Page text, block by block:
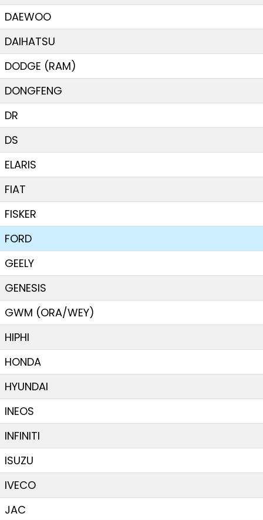
DAEWOO
DAIHATSU
DODGE (RAM)
DONGFENG
DR
DS
ELARIS
FIAT
FISKER
FORD
GEELY
GENESIS
GWM (ORA/WEY)
HIPHI
HONDA
HYUNDAI
INEOS
INFINITI
ISUZU
IVECO
JAC